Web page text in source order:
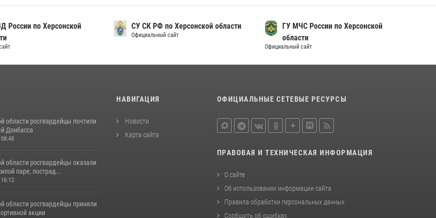
России по Херсонской
СУ СК РФ по Херсонской области
Официальный сайт
ГУ МЧС России по Херсонской
области
Официальный сайт
области росгвардейцы почтили
Донбасса
области росгвардейцы оказали
паре, пострад...
области росгвардейцы приняли
акции
НАВИГАЦИЯ
Новости
Карта сайта
ОФИЦИАЛЬНЫЕ СЕТЕВЫЕ РЕСУРСЫ
ПРАВОВАЯ И ТЕХНИЧЕСКАЯ ИНФОРМАЦИЯ
О сайте
Об использовании информации сайта
Правила обработки персональных данных
Сообщить об ошибках